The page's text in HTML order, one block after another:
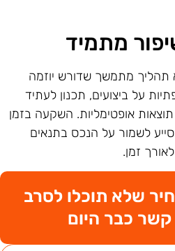
מתמיד
תהליך מתמשך שדורש יוזמה
על ביצועים, תכנון לעתיד
אופטימליות. השקעה בזמן
לשמור על הנכס בתנאים
זמן.
שלא תוכלו לסרב
קשר כבר היום